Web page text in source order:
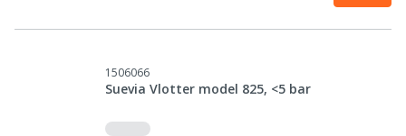
1506066
Suevia Vlotter model 825, <5 bar